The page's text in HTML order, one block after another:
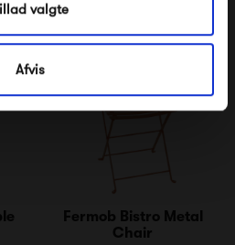
valgte
Afvis
Fermob Bistro Metal
Chair